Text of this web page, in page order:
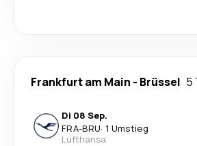
Frankfurt am Main - Brüssel 5
Di 08 Sep.
FRA-BRU· 1 Umstieg
Lufthansa